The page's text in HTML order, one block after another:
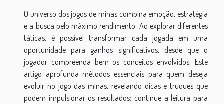
O universo dos jogos de minas combina emoção, estratégia
e a busca pelo máximo rendimento. Ao explorar diferentes
táticas, é possível transformar cada jogada em uma
oportunidade para ganhos significativos, desde que o
jogador compreenda bem os conceitos envolvidos. Este
artigo aprofunda métodos essenciais para quem deseja
evoluir no jogo das minas, revelando dicas e truques que
podem impulsionar os resultados; continue a leitura para